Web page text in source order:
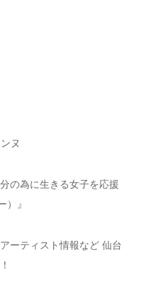
ヌ
の為に生きる女子を応援
』
ーティスト情報など 仙台